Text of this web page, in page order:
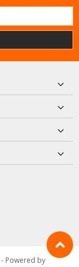
- Powered by